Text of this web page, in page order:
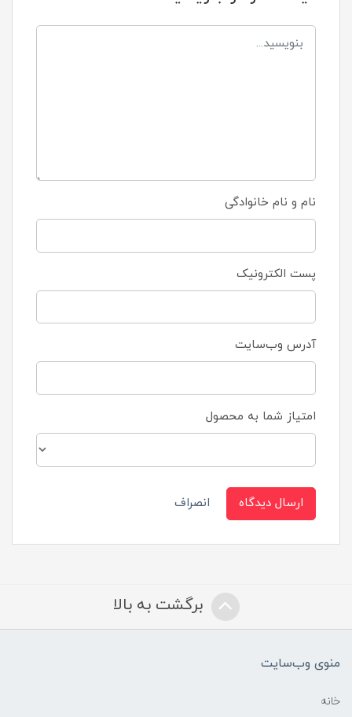
نام و نام خانوادگی
پست الکترونیک
آدرس وب‌سایت
امتیاز شما به محصول
ارسال دیدگاه انصراف
برگشت به بالا
منوی وب‌سایت
خانه